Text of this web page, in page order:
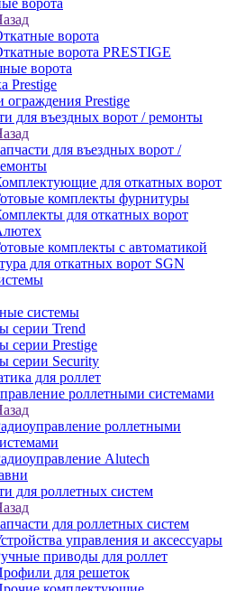
ворота
ворота
ворота PRESTIGE
ворота
Prestige
ограждения Prestige
для въездных ворот / ремонты
для въездных ворот /
для откатных ворот
комплекты фурнитуры
для откатных ворот
комплекты с автоматикой
для откатных ворот SGN
системы
серии Trend
серии Prestige
серии Security
для роллет
роллетными системами
роллетными
Alutech
для роллетных систем
для роллетных систем
управления и аксессуары
приводы для роллет
для решеток